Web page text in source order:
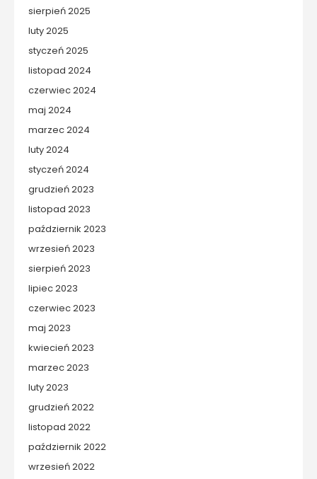
sierpień 2025
luty 2025
styczeń 2025
listopad 2024
czerwiec 2024
maj 2024
marzec 2024
luty 2024
styczeń 2024
grudzień 2023
listopad 2023
październik 2023
wrzesień 2023
sierpień 2023
lipiec 2023
czerwiec 2023
maj 2023
kwiecień 2023
marzec 2023
luty 2023
grudzień 2022
listopad 2022
październik 2022
wrzesień 2022